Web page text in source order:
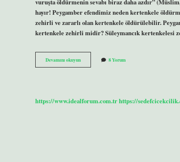
hayır! Peygamber efendimiz neden kertenkele
zehirli ve zararlı olan kertenkele öldürülebilir.
kertenkele zehirli midir? Süleymancık kertenkelesi
Devamını okuyunHangi
Kertenkeleyi
8 Yorum
https://www.idealforum.com.trhttps://